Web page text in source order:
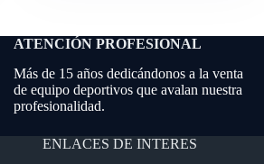
ATENCIÓN PROFESIONAL
Más de 15 años dedicándonos a la venta
de equipo deportivos que avalan nuestra
profesionalidad.
ENLACES DE INTERES